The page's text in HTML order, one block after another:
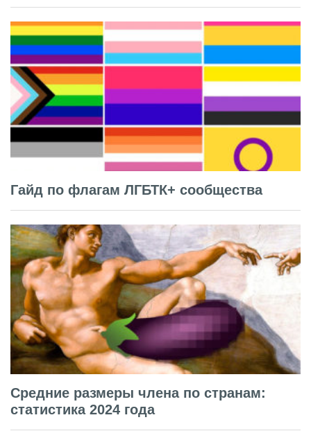
Гайд по флагам ЛГБТК+ сообщества
Средние размеры члена по странам:
статистика 2024 года